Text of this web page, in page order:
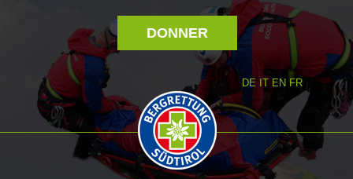
DONNER
DE IT EN FR